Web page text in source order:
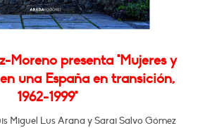
Moreno presenta "Mujeres y
una España en transición,
1962-1999"
Miguel Lus Arana y Sarai Salvo Gómez